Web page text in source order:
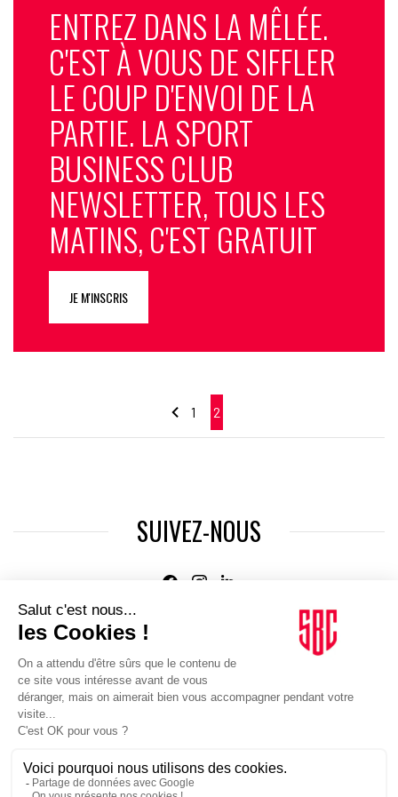
ENTREZ DANS LA MÊLÉE.
C'EST À VOUS DE SIFFLER
LE COUP D'ENVOI DE LA
PARTIE. LA SPORT
BUSINESS CLUB
NEWSLETTER, TOUS LES
MATINS, C'EST GRATUIT
JE M'INSCRIS
1 2
SUIVEZ-NOUS
Agence web:Novius